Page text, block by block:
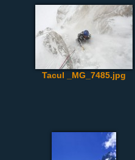
Tacul _MG_7485.jpg